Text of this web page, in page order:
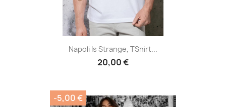
Napoli Is Strange, TShirt...
20,00 €
-5,00 €